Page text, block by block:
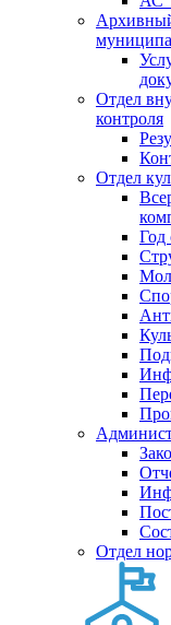
Отдел
контроля
Отдел
Год
Отдел